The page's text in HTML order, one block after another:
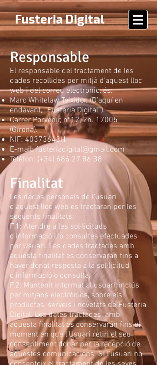
Fusteria Digital
Responsable
El responsable del tractament de les
dades recollides per mitjà d’aquest lloc
web i del correu electrònic, és:
Marc Whitelaw Teixidor. (D’aquí en
endavant, “Fusteria Digital”).
Carrer Porvenir, nº12, 2n. 17005
(Girona).
NIF: 40373643H
E-mail:fusteriadigital@gmail.com
Telèfon: (+34) 686 27 86 38
Finalitat
Les dades personals de l’usuari
d’aquest lloc web es tractaran per les
següents finalitats:
F.1: Atendre a les sol·licituds
d’informació i/o consultes efectuades
per Usuari. Les dades tractades amb
aquesta finalitat es conservaran fins a
haver donat resposta a la sol·licitud
d’informació o consulta.
F.2: Mantenit intormat al usuari, inclús
per mitjans electrònics, sobre els
productes, serveis i novetats de Fusteria
Digital. Les dates tractades amb
aquesta finalitat es conservarán fins el
moment en què l’Usuari retiri el seu
consentiment donar per la recepció de
aquestes comunicacions. Si l'usuari no